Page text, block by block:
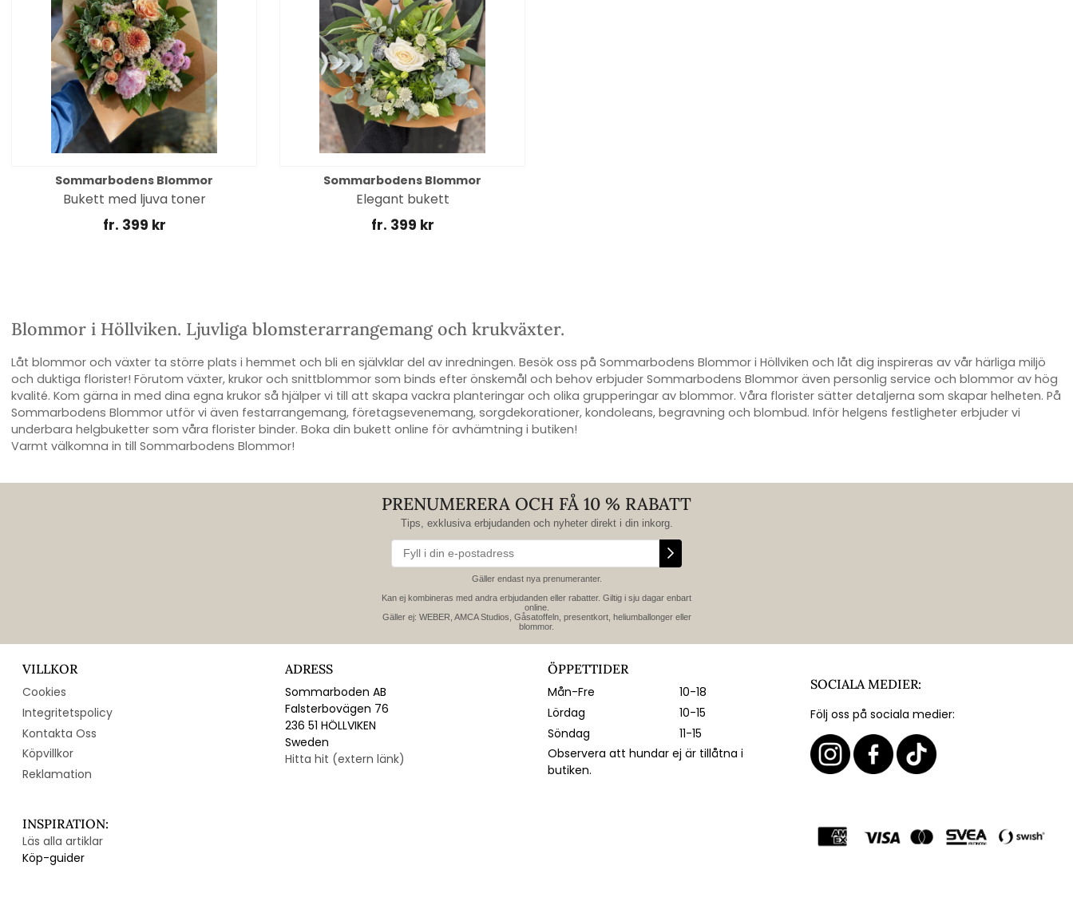
Sommarbodens Blommor
Bukett med ljuva toner
fr. 399 kr
Sommarbodens Blommor
Elegant bukett
fr. 399 kr
Blommor i Höllviken. Ljuvliga blomsterarrangemang och krukväxter.
Låt blommor och växter ta större plats i hemmet och bli en självklar del av inredningen. Besök oss på Sommarbodens Blommor i Höllviken och låt dig inspireras av vår härliga miljö
och duktiga florister! Förutom växter, krukor och snittblommor som binds efter önskemål och behov erbjuder Sommarbodens Blommor även personlig service och blommor av hög
kvalité. Kom gärna in med dina egna krukor så hjälper vi till att skapa vackra planteringar och olika grupperingar av blommor. Våra florister sätter detaljerna som skapar helheten. På
Sommarbodens Blommor utför vi även festarrangemang, företagsevenemang, sorgdekorationer, kondoleans, begravning och blombud. Inför helgens festligheter erbjuder vi
underbara helgbuketter som våra florister binder. Boka din bukett online för avhämtning i butiken!
Varmt välkomna in till Sommarbodens Blommor!
PRENUMERERA OCH FÅ 10 % RABATT
Tips, exklusiva erbjudanden och nyheter direkt i din inkorg.
Gäller endast nya prenumeranter.
Kan ej kombineras med andra erbjudanden eller rabatter. Giltig i sju dagar enbart
online.
Gäller ej: WEBER, AMCA Studios, Gåsatoffeln, presentkort, heliumballonger eller
blommor.
VILLKOR
Cookies
Integritetspolicy
Kontakta Oss
Köpvillkor
Reklamation
INSPIRATION:
Läs alla artiklar
Köp-guider
ADRESS
Sommarboden AB
Falsterbovägen 76
236 51 HÖLLVIKEN
Sweden
Hitta hit (extern länk)
ÖPPETTIDER
Mån-Fre
10-18
Lördag
10-15
Söndag
11-15
Observera att hundar ej är tillåtna i
butiken.
SOCIALA MEDIER:
Följ oss på sociala medier: